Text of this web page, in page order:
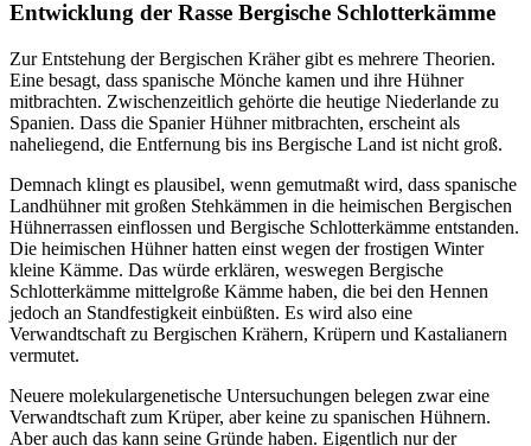
Entwicklung der Rasse Bergische Schlotterkämme
Zur Entstehung der Bergischen Kräher gibt es mehrere Theorien.
Eine besagt, dass spanische Mönche kamen und ihre Hühner
mitbrachten. Zwischenzeitlich gehörte die heutige Niederlande zu
Spanien. Dass die Spanier Hühner mitbrachten, erscheint als
naheliegend, die Entfernung bis ins Bergische Land ist nicht groß.
Demnach klingt es plausibel, wenn gemutmaßt wird, dass spanische
Landhühner mit großen Stehkämmen in die heimischen Bergischen
Hühnerrassen einflossen und Bergische Schlotterkämme entstanden.
Die heimischen Hühner hatten einst wegen der frostigen Winter
kleine Kämme. Das würde erklären, weswegen Bergische
Schlotterkämme mittelgroße Kämme haben, die bei den Hennen
jedoch an Standfestigkeit einbüßten. Es wird also eine
Verwandtschaft zu Bergischen Krähern, Krüpern und Kastalianern
vermutet.
Neuere molekulargenetische Untersuchungen belegen zwar eine
Verwandtschaft zum Krüper, aber keine zu spanischen Hühnern.
Aber auch das kann seine Gründe haben. Eigentlich nur der